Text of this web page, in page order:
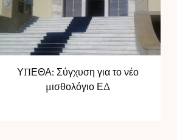
ΥΠΕΘΑ: Σύγχυση για το νέο
μισθολόγιο ΕΔ